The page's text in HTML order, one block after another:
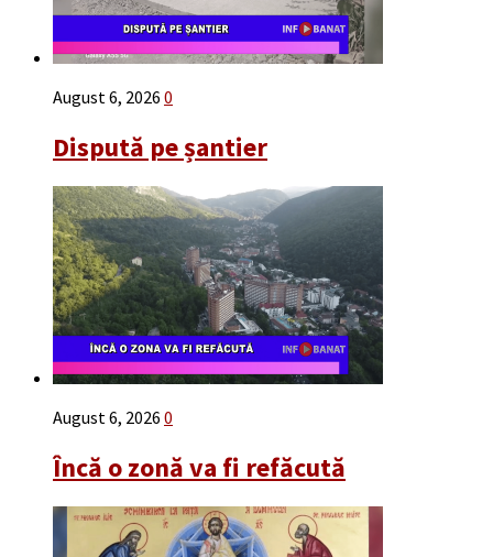
August 6, 2026 0
Dispută pe șantier
August 6, 2026 0
Încă o zonă va fi refăcută